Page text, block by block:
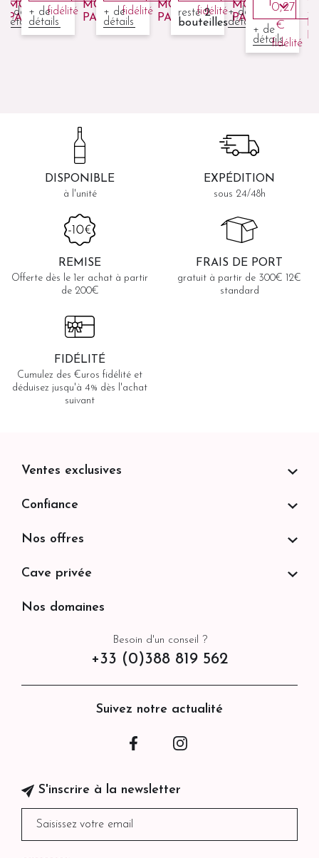
MON
PANIER
+ de
détails
fidélité
MON
PANIER
+ de
détails
fidélité
MON
PANIER
+ de
détails
fidélité
MON
PANIER
reste2
bouteilles
+ de
détails
0,27
€
fidélité
À
+ de
détails
DISPONIBLE
à l'unité
EXPÉDITION
sous 24/48h
REMISE
Offerte dès le 1er achat à partir
de 200€
FRAIS DE PORT
gratuit à partir de 300€ 12€
standard
FIDÉLITÉ
Cumulez des €uros fidélité et
déduisez jusqu'à 4% dès l'achat
suivant
Besoin d'un conseil ?
+33 (0)388 819 562
Suivez notre actualité
Facebook
S'inscrire à la newsletter
Ventes exclusives
Confiance
Nos offres
Cave privée
Nos domaines